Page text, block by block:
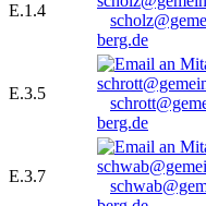
E.1.4
berg.de
E.3.5
berg.de
E.3.7